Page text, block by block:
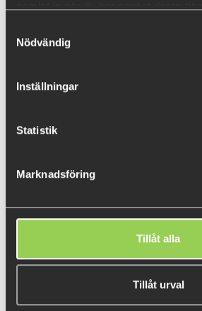
Nödvändig
Inställningar
Statistik
Marknadsföring
Tillåt alla
Tillåt urval
BESTSELLERS